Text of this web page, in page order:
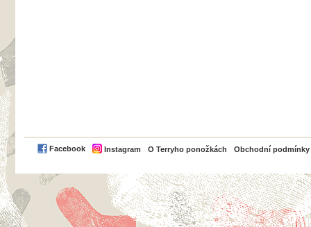
Facebook Instagram O Terryho ponožkách Obchodní podmínky
PayPal